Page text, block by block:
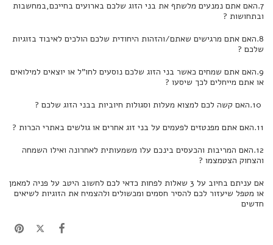
7.האם אתם נמנעים מלשתף את בני הזוג שלכם בארועים בחייכם,במחשבות
ובתחושות ?
8.האם אתם מרגישים שאתם/והזהות היחודית שלכם הולכים לאיבוד בזוגיות
שלכם ?
9.האם אתם שמחים כאשר בני הזוג שלכם נוסעים לחו"ל או יוצאים למילואים
או אתם מייחלים לכך שיסעו ?
11.האם אתם מפנטזים לפעמים על בני זוג אחרים או גולשים באתרי הכרות ?
12.האם המריבות והכעסים בינכם עלו משמעותית לאחרונה ואילו השמחה
והצחוק הצטמצמו ?
אם עניתם בחיוב על 3 שאלות לפחות כדאי לכם לחשוב היטב על פניה למאמן
או מטפל שיעזור לכם להסיר חסמים ומכשולים ולהצמיח את הזוגיות לשיאים
חדשים